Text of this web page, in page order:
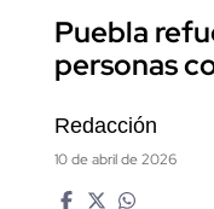
Puebla
personas
Redacción
10 de abril de 2026